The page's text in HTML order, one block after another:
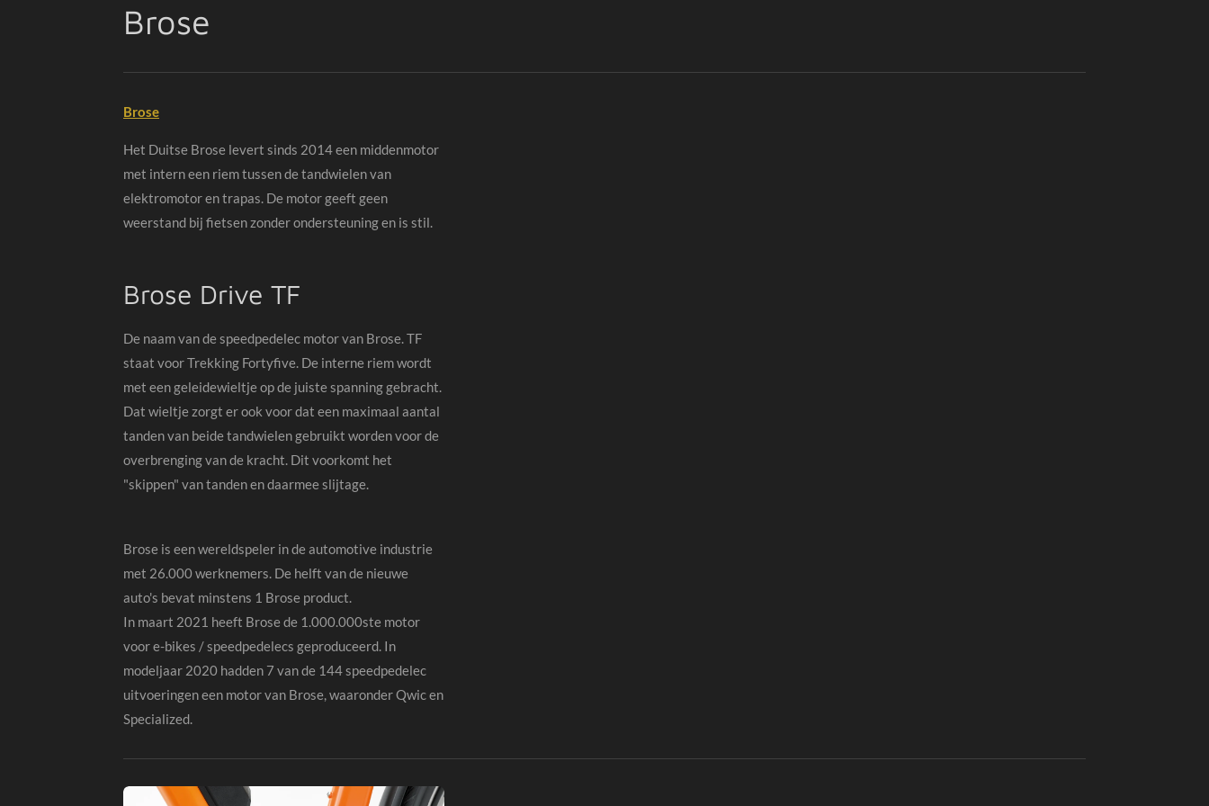
Brose
Brose
Het Duitse Brose levert sinds 2014 een middenmotor
met intern een riem tussen de tandwielen van
elektromotor en trapas. De motor geeft geen
weerstand bij fietsen zonder ondersteuning en is stil.
Brose Drive TF
De naam van de speedpedelec motor van Brose. TF
staat voor Trekking Fortyfive. De interne riem wordt
met een geleidewieltje op de juiste spanning gebracht.
Dat wieltje zorgt er ook voor dat een maximaal aantal
tanden van beide tandwielen gebruikt worden voor de
overbrenging van de kracht. Dit voorkomt het
"skippen" van tanden en daarmee slijtage.
Brose is een wereldspeler in de automotive industrie
met 26.000 werknemers. De helft van de nieuwe
auto's bevat minstens 1 Brose product.
In maart 2021 heeft Brose de 1.000.000ste motor
voor e-bikes / speedpedelecs geproduceerd. In
modeljaar 2020 hadden 7 van de 144 speedpedelec
uitvoeringen een motor van Brose, waaronder Qwic en
Specialized.